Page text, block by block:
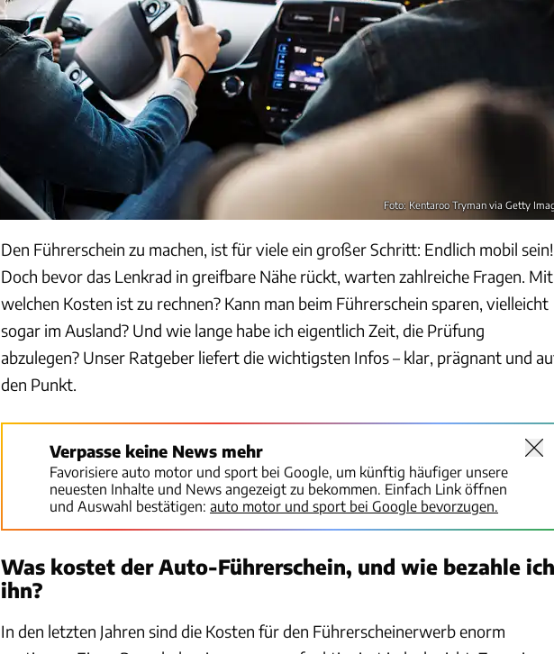
Foto: Kentaroo Tryman via Getty
Den Führerschein zu machen, ist für viele ein großer Schritt: Endlich mobil sein!
Doch bevor das Lenkrad in greifbare Nähe rückt, warten zahlreiche Fragen. Mit
welchen Kosten ist zu rechnen? Kann man beim Führerschein sparen, vielleicht
sogar im Ausland? Und wie lange habe ich eigentlich Zeit, die Prüfung
abzulegen? Unser Ratgeber liefert die wichtigsten Infos – klar, prägnant und
den Punkt.
Verpasse keine News mehr
Favorisiere auto motor und sport bei Google, um künftig häufiger unsere
neuesten Inhalte und News angezeigt zu bekommen. Einfach Link öffnen
und Auswahl bestätigen: auto motor und sport bei Google bevorzugen.
Was kostet der Auto-Führerschein, und wie bezahle ich
ihn?
In den letzten Jahren sind die Kosten für den Führerscheinerwerb enorm